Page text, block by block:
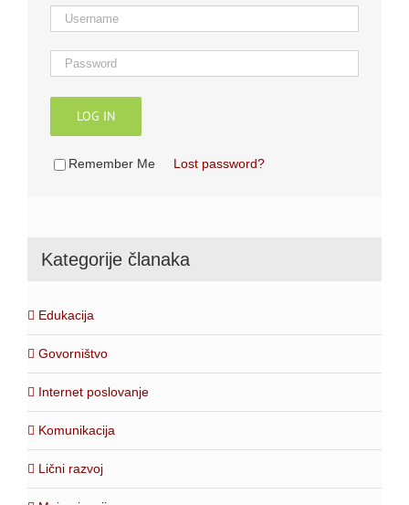
LOG IN
Remember Me Lost password?
Kategorije članaka
Edukacija
Govorništvo
Internet poslovanje
Komunikacija
Lični razvoj